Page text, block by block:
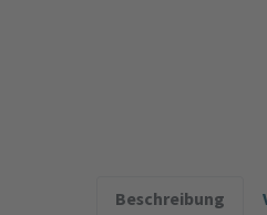
Beschreibung